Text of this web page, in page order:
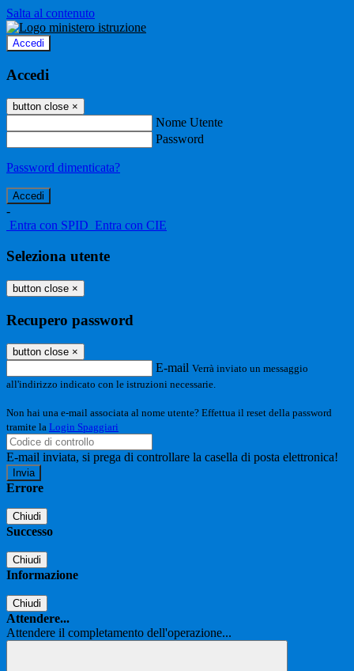
Salta al contenuto
Accedi
Accedi
button close ×
Nome Utente
Password
Password dimenticata?
-
Entra con SPID Entra con CIE
Seleziona utente
button close ×
Recupero password
button close ×
E-mail Verrà inviato un messaggio
all'indirizzo indicato con le istruzioni necessarie.
Non hai una e-mail associata al nome utente? Effettua il reset della password
tramite la Login Spaggiari
E-mail inviata, si prega di controllare la casella di posta elettronica!
Errore
Chiudi
Successo
Chiudi
Informazione
Chiudi
Attendere...
Attendere il completamento dell'operazione...